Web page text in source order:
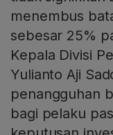
menembus
sebesar 25%
Kepala Divisi
Yulianto Aji
penangguhan
bagi pelaku